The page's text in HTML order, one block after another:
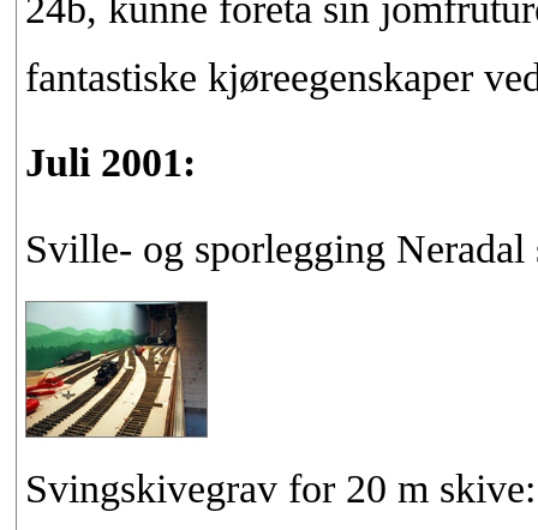
fantastiske kjøreegenskaper
Juli 2001:
Sville- og sporlegging Neradal
Svingskivegrav for 20 m skive: